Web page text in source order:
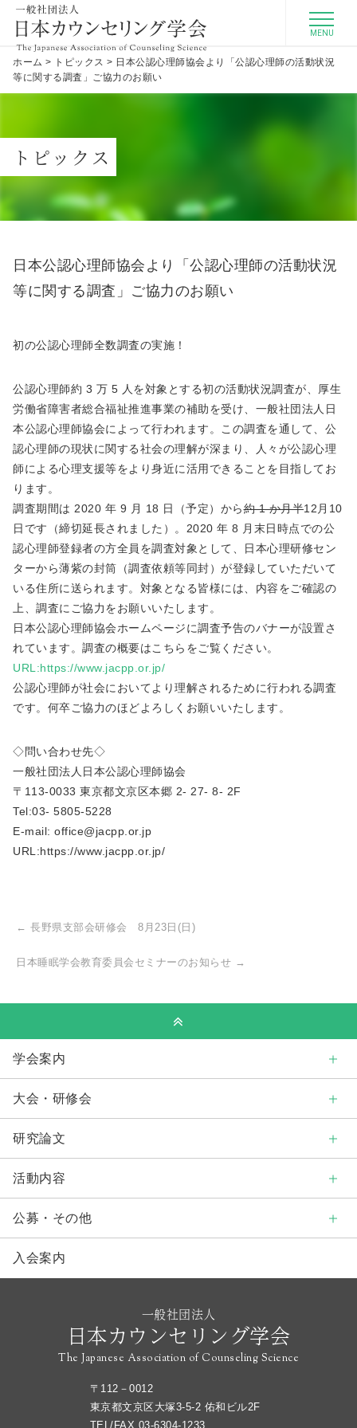
MENU
ホーム > トピックス > 日本公認心理師協会より「公認心理師の活動状況
等に関する調査」ご協力のお願い
トピックス
日本公認心理師協会より「公認心理師の活動状況
等に関する調査」ご協力のお願い
初の公認心理師全数調査の実施！
公認心理師約 3 万 5 人を対象とする初の活動状況調査が、厚生
労働省障害者総合福祉推進事業の補助を受け、一般社団法人日
本公認心理師協会によって行われます。この調査を通して、公
認心理師の現状に関する社会の理解が深まり、人々が公認心理
師による心理支援等をより身近に活用できることを目指してお
ります。
調査期間は 2020 年 9 月 18 日（予定）から約 1 か月半12月10
日です（締切延長されました）。2020 年 8 月末日時点での公
認心理師登録者の方全員を調査対象として、日本心理研修セン
ターから薄紫の封筒（調査依頼等同封）が登録していただいて
いる住所に送られます。対象となる皆様には、内容をご確認の
上、調査にご協力をお願いいたします。
日本公認心理師協会ホームページに調査予告のバナーが設置さ
れています。調査の概要はこちらをご覧ください。
URL:https://www.jacpp.or.jp/
公認心理師が社会においてより理解されるために行われる調査
です。何卒ご協力のほどよろしくお願いいたします。
◇問い合わせ先◇
一般社団法人日本公認心理師協会
〒113-0033 東京都文京区本郷 2- 27- 8- 2F
Tel:03- 5805-5228
E-mail: office@jacpp.or.jp
URL:https://www.jacpp.or.jp/
← 長野県支部会研修会 8月23日(日)
日本睡眠学会教育委員会セミナーのお知らせ →
学会案内
大会・研修会
研究論文
活動内容
公募・その他
入会案内
一般社団法人
日本カウンセリング学会
The Japanese Association of Counseling Science
〒112－0012
東京都文京区大塚3-5-2 佑和ビル2F
TEL/FAX 03-6304-1233